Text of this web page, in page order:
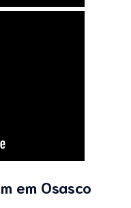
em Osasco